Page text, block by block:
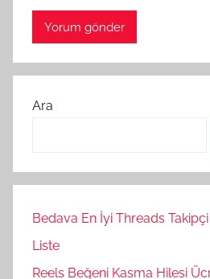
Ara
Bedava En İyi Threads
Liste
Reels Beğeni Kasma Hilesi